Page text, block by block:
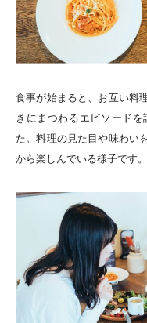
食事が始まると、お互い料
きにまつわるエピソード
た。料理の見た目や味わい
から楽しんでいる様子です。